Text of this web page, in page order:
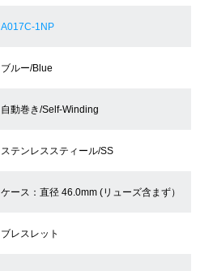
A017C-1NP
ブルー/Blue
自動巻き/Self-Winding
ステンレススティール/SS
ケース：直径 46.0mm (リューズ含まず）
ブレスレット